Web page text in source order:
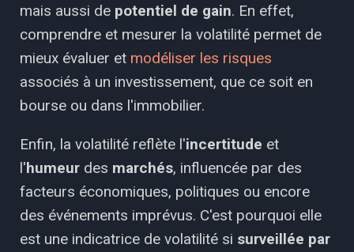
mais aussi de potentiel de gain. En effet,
comprendre et mesurer la volatilité permet de
mieux évaluer et modéliser les risques
associés à un investissement, que ce soit en
bourse ou dans l'immobilier.
Enfin, la volatilité reflète l'incertitude et
l'humeur des marchés, influencée par des
facteurs économiques, politiques ou encore
des événements imprévus. C'est pourquoi elle
est une indicatrice de volatilité si surveillée par